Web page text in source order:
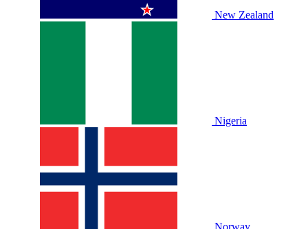
New Zealand
Nigeria
Norway